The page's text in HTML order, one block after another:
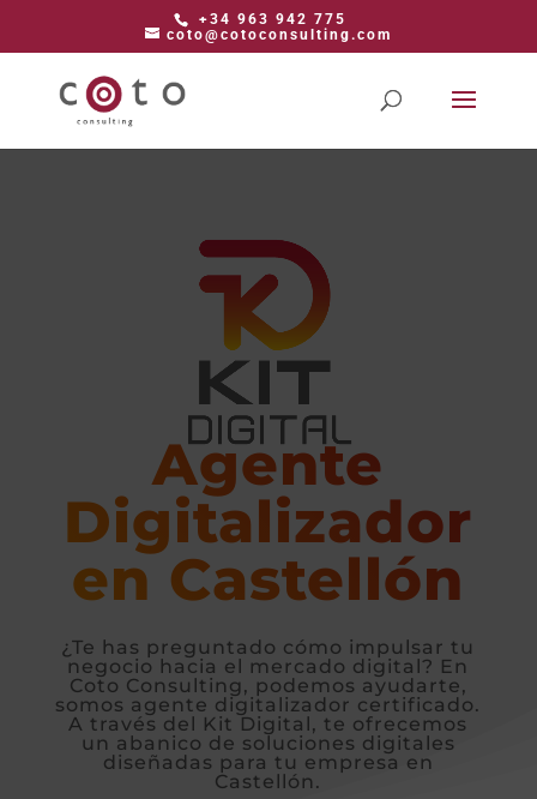
+34 963 942 775
coto@cotoconsulting.com
Agente
Digitalizador
en Castellón
¿Te has preguntado cómo impulsar tu
negocio hacia el mercado digital? En
Coto Consulting, podemos ayudarte,
somos agente digitalizador certificado.
A través del Kit Digital, te ofrecemos
un abanico de soluciones digitales
diseñadas para tu empresa en
Castellón.